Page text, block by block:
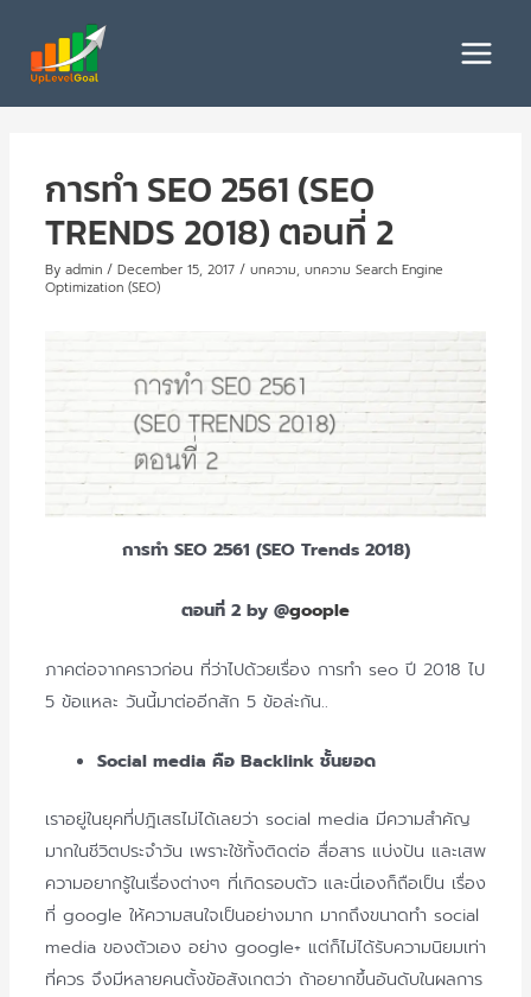
content
Main
การทำ SEO 2561 (SEO
TRENDS 2018) ตอนที่ 2
By admin / December 15, 2017/ บทความ, บทความ Search Engine
Optimization (SEO)
การทำ SEO 2561 (SEO Trends 2018)
ตอนที่ 2 by @goople
ภาคต่อจากคราวก่อน ที่ว่าไปด้วยเรื่อง การทำ seo ปี 2018 ไป
5 ข้อแหละ วันนี้มาต่ออีกสัก 5 ข้อล่ะกัน..
Social media คือ Backlink ชั้นยอด
เราอยู่ในยุคที่ปฎิเสธไม่ได้เลยว่า social media มีความสำคัญ
มากในชีวิตประจำวัน เพราะใช้ทั้งติดต่อ สื่อสาร แบ่งปัน และเสพ
ความอยากรู้ในเรื่องต่างๆ ที่เกิดรอบตัว และนี่เองก็ถือเป็น เรื่อง
ที่ google ให้ความสนใจเป็นอย่างมาก มากถึงขนาดทำ social
media ของตัวเอง อย่าง google+ แต่ก็ไม่ได้รับความนิยมเท่า
ที่ควร จึงมีหลายคนตั้งข้อสังเกตว่า ถ้าอยากขึ้นอันดับในผลการ